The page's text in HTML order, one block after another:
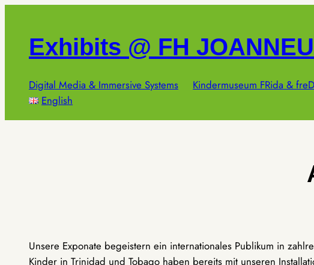
springenExhibits @ FH
Digital Media & Immersive Systems Kindermuseum FRida & freD
English
Unsere Exponate begeistern ein internationales Publikum in
Kinder in Trinidad und Tobago haben bereits mit unseren